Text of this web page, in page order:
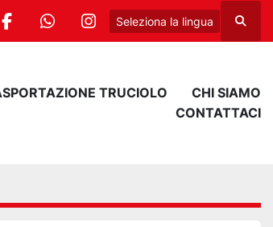
facebookwhatsappinstagram
Seleziona la lingua Cerca
ASPORTAZIONE TRUCIOLO
CHI SIAMO
CONTATTACI